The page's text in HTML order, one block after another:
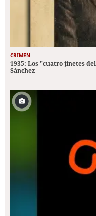
CRIMEN
1935: Los "cuatro jinetes
Sánchez